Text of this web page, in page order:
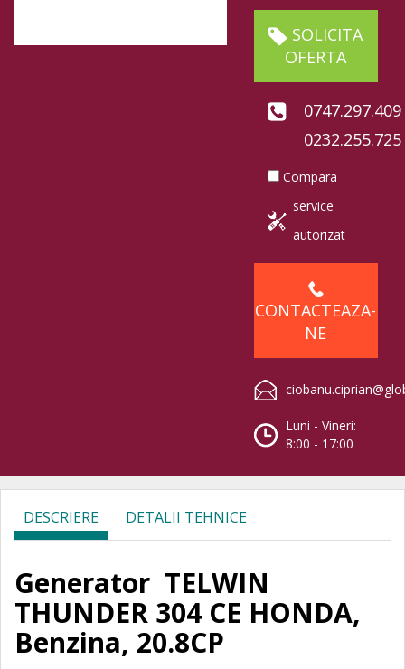
SOLICITA
OFERTA
0747.297.409
0232.255.725
Compara
service
autorizat
CONTACTEAZA-
NE
Luni - Vineri:
8:00 - 17:00
DESCRIERE DETALII TEHNICE
Generator TELWIN
THUNDER 304 CE HONDA,
Benzina, 20.8CP